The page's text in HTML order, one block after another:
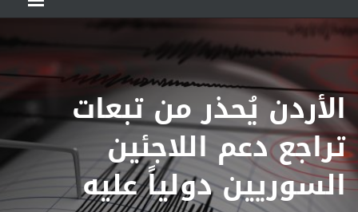
الأردن يُحذر من تبعات
تراجع دعم اللاجئين
السوريين دولياً عليه